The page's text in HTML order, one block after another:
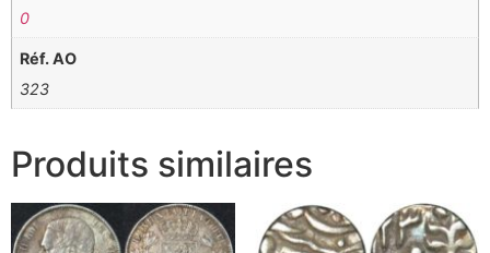
0
Réf. AO
323
Produits similaires